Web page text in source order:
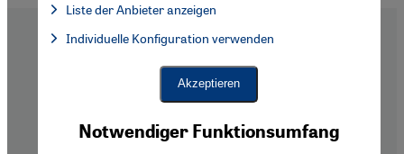
FooterÜber Uns
Impressum
Datenschutzerklärung
Notwendiger Funktionsumfang
Liste der Anbieter anzeigen
Facebook Embed / Facebook Connect, Google Maps Embed,
Facebook Embed / Facebook Connect
Google Maps Embed
Individuelle Konfiguration verwenden
Akzeptieren